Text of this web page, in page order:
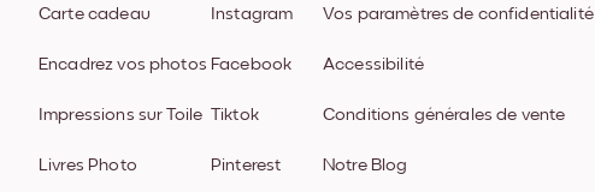
Carte cadeau
Encadrez vos photos
Impressions sur Toile
Livres Photo
Instagram
Facebook
Tiktok
Pinterest
Vos paramètres de confidentialité
Accessibilité
Conditions générales de vente
Notre Blog